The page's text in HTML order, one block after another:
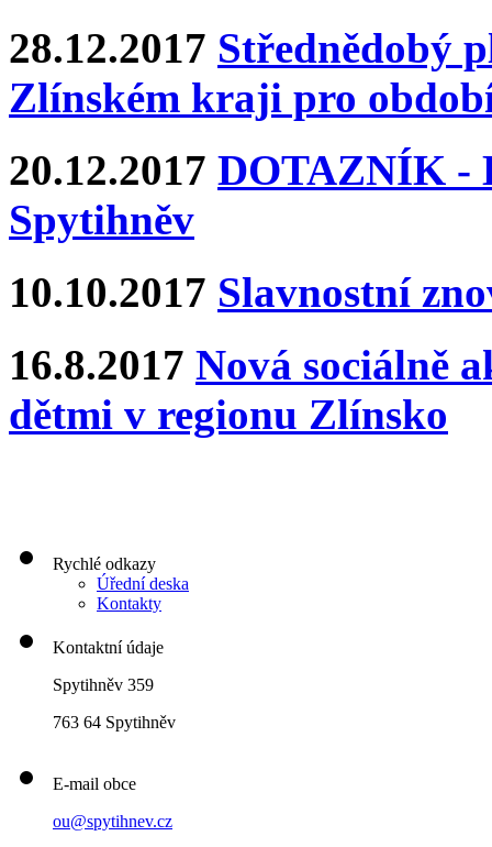
28.12.2017 Střednědobý
Zlínském kraji pro
20.12.2017 DOTAZNÍK -
Spytihněv
10.10.2017 Slavnostní
16.8.2017 Nová sociálně
dětmi v regionu Zlínsko
Rychlé odkazy
Úřední deska
Kontakty
Kontaktní údaje
Spytihněv 359
763 64 Spytihněv
E-mail obce
ou@spytihnev.cz